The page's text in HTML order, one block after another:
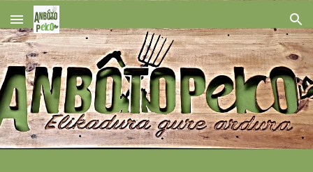
Skip to main content Skip to navigation